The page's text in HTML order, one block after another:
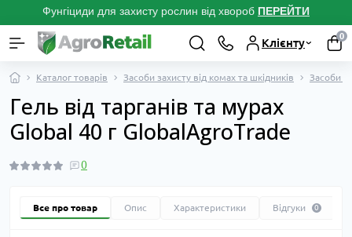
Фунгіциди для захисту рослин від хвороб ПЕРЕЙТИ
Клієнту
0
Каталог товарів Засоби захисту від комах та шкідників Засоби
Гель від тарганів та мурах
Global 40 г GlobalAgroTrade
0
Все про товар Опис Характеристики Відгуки 0